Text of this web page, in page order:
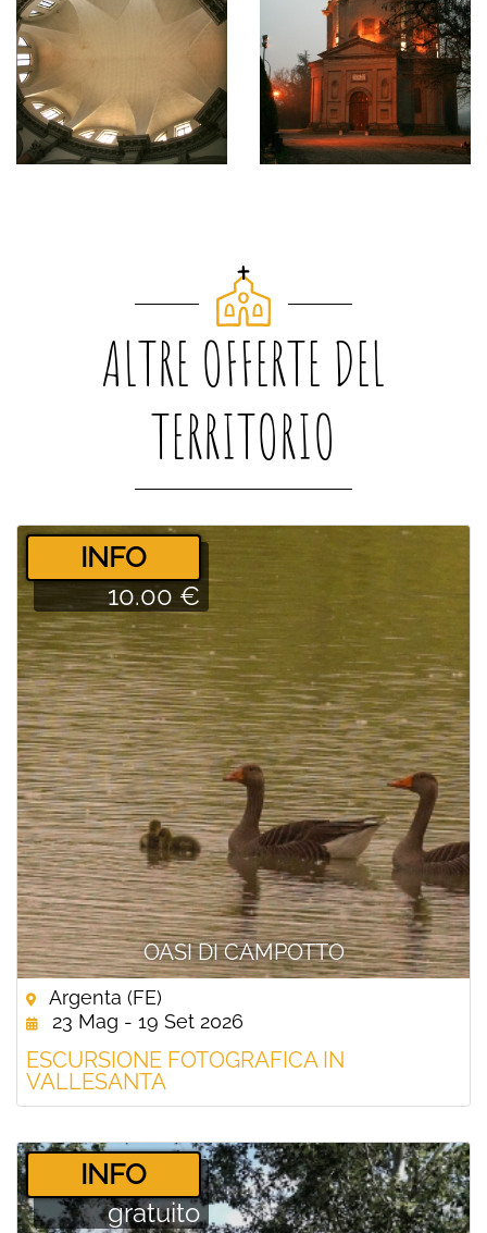
ALTRE OFFERTE DEL
TERRITORIO
OASI DI CAMPOTTO
­INFO
10.00 €
Argenta (FE)
23 Mag - 19 Set 2026
ESCURSIONE FOTOGRAFICA IN
VALLESANTA
­INFO
gratuito